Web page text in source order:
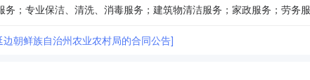
边朝鲜族自治州农业农村局的合同公告]